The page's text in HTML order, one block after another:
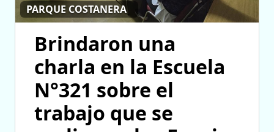
PARQUE COSTANERA
Brindaron una
charla en la Escuela
N°321 sobre el
trabajo que se